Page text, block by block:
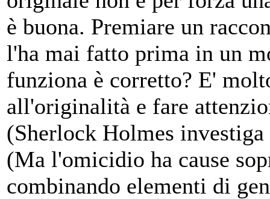
è buona. Premiare un
l'ha mai fatto prima in un
funziona è corretto? E'
all'originalità e fare
(Sherlock Holmes
(Ma l'omicidio ha cause
combinando elementi di